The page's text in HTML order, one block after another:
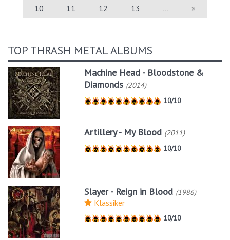
10 11 12 13 … »
TOP THRASH METAL ALBUMS
Machine Head - Bloodstone &
Diamonds (2014)
10/10
Artillery - My Blood (2011)
10/10
Slayer - Reign in Blood (1986)
Klassiker
10/10